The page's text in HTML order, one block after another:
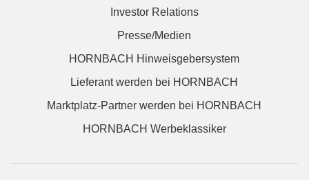
Investor Relations
Presse/Medien
HORNBACH Hinweisgebersystem
Lieferant werden bei HORNBACH
Marktplatz-Partner werden bei HORNBACH
HORNBACH Werbeklassiker